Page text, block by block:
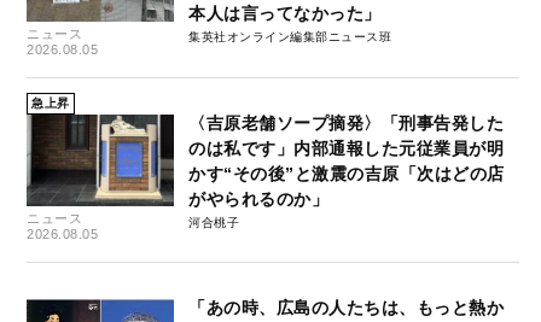
ニュース
2026.08.05
本人は言ってなかった」
集英社オンライン編集部ニュース班
急上昇
ニュース
2026.08.05
〈吉原老舗ソープ摘発〉「刑事告発した
のは私です」内部通報した元従業員が明
かす“その後”と激震の吉原「次はどの店
がやられるのか」
河合桃子
「あの時、広島の人たちは、もっと熱か